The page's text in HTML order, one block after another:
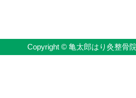
Copyright © 亀太郎はり灸整骨